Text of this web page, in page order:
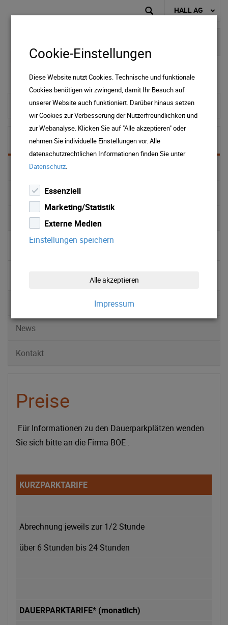
HALL AG
zur Startseite
Preise
Für Informationen zu den Dauerparkplätzen wenden
Sie sich bitte an die Firma BOE .
KURZPARKTARIFE
Abrechnung jeweils zur 1/2 Stunde
über 6 Stunden bis 24 Stunden
DAUERPARKTARIFE* (monatlich)
Immobilien
ONLINE Services
Hausverwaltung
Tiefgaragen
▹ Preise
News
Kontakt
Cookie-Einstellungen
Diese Website nutzt Cookies. Technische und funktionale
Cookies benötigen wir zwingend, damit Ihr Besuch auf
unserer Website auch funktioniert. Darüber hinaus setzen
wir Cookies zur Verbesserung der Nutzerfreundlichkeit und
zur Webanalyse. Klicken Sie auf "Alle akzeptieren" oder
nehmen Sie individuelle Einstellungen vor. Alle
datenschutzrechtlichen Informationen finden Sie unter
Datenschutz.
Essenziell
Marketing/Statistik
Externe Medien
Einstellungen speichern
Alle akzeptieren
Impressum